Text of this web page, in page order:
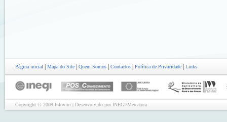
Página inicial Mapa do Site Quem Somos Contactos Política de Privacidade Links
Copyright © 2009 Infovini | Desenvolvido por INEGI/Mercatura